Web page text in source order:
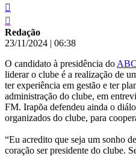
Redação
23/11/2024 | 06:38
O candidato à presidência do ABC
liderar o clube é a realização de
ter experiência em gestão e ter
administração do clube, em
FM. Irapõa defendeu ainda o
organizados do clube, para
“Eu acredito que seja um sonho
coração ser presidente do clube.